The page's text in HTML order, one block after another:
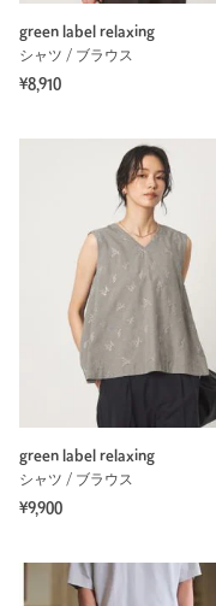
green label relaxing
シャツ / ブラウス
¥8,910
green label relaxing
シャツ / ブラウス
¥9,900